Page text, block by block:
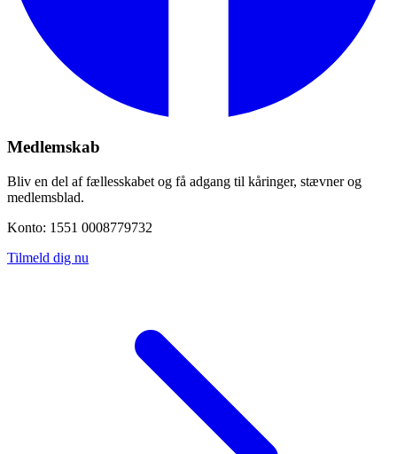
Medlemskab
Bliv en del af fællesskabet og få adgang til kåringer, stævner og
medlemsblad.
Konto: 1551 0008779732
Tilmeld dig nu